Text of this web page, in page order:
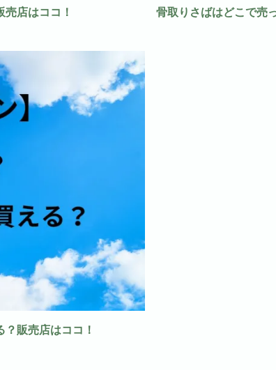
店はココ！ 骨取りさばはどこで売
販売店はココ！